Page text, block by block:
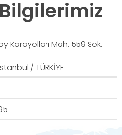
Karayolları Mah. 559 Sok.
/ TÜRKİYE